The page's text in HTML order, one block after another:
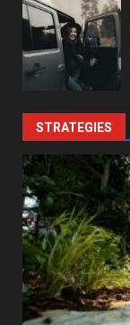
STRATEGIES